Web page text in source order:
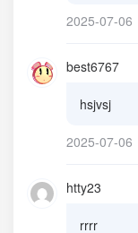
2025-07-06
best6767
hsjvsj
2025-07-06
htty23
rrrr